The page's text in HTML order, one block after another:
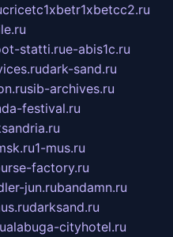
cricetc1xbetr1xbetcc2.ru
statti.rue-abis1c.ru
dark-sand.ru
sib-archives.ru
festival.ru
1-mus.ru
factory.ru
jun.rubandamn.ru
darksand.ru
alabuga-cityhotel.ru